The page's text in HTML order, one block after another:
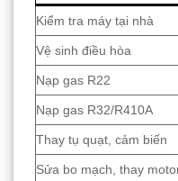
Kiểm tra máy tại nhà
Vệ sinh điều hòa
Nạp gas R22
Nạp gas R32/R410A
Thay tụ quạt, cảm biến
Sửa bo mạch, thay